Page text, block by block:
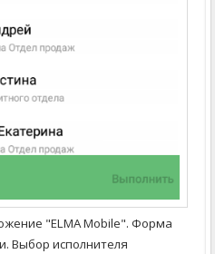
"ELMA Mobile". Форма
Выбор исполнителя